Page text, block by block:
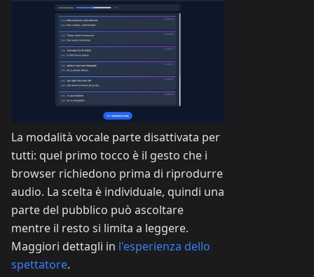
La modalità vocale parte disattivata per
tutti: quel primo tocco è il gesto che i
browser richiedono prima di riprodurre
audio. La scelta è individuale, quindi una
parte del pubblico può ascoltare
mentre il resto si limita a leggere.
Maggiori dettagli in l'esperienza dello
spettatore.